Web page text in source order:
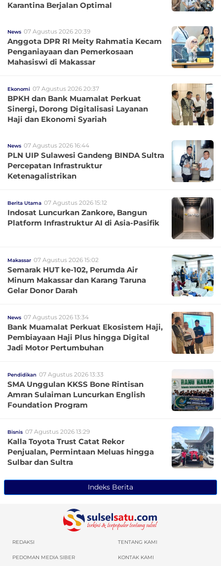
Karantina Berjalan Optimal
News 07 Agustus 2026 20:39
Anggota DPR RI Meity Rahmatia Kecam
Penganiayaan dan Pemerkosaan
Mahasiswi di Makassar
Ekonomi 07 Agustus 2026 20:37
BPKH dan Bank Muamalat Perkuat
Sinergi, Dorong Digitalisasi Layanan
Haji dan Ekonomi Syariah
News 07 Agustus 2026 16:44
PLN UIP Sulawesi Gandeng BINDA Sultra
Percepatan Infrastruktur
Ketenagalistrikan
Berita Utama 07 Agustus 2026 15:12
Indosat Luncurkan Zankore, Bangun
Platform Infrastruktur AI di Asia-Pasifik
Makassar 07 Agustus 2026 15:02
Semarak HUT ke-102, Perumda Air
Minum Makassar dan Karang Taruna
Gelar Donor Darah
News 07 Agustus 2026 13:34
Bank Muamalat Perkuat Ekosistem Haji,
Pembiayaan Haji Plus hingga Digital
Jadi Motor Pertumbuhan
Pendidikan 07 Agustus 2026 13:33
SMA Unggulan KKSS Bone Rintisan
Amran Sulaiman Luncurkan English
Foundation Program
Bisnis 07 Agustus 2026 13:29
Kalla Toyota Trust Catat Rekor
Penjualan, Permintaan Meluas hingga
Sulbar dan Sultra
Indeks Berita
REDAKSI TENTANG KAMI
PEDOMAN MEDIA SIBER KONTAK KAMI